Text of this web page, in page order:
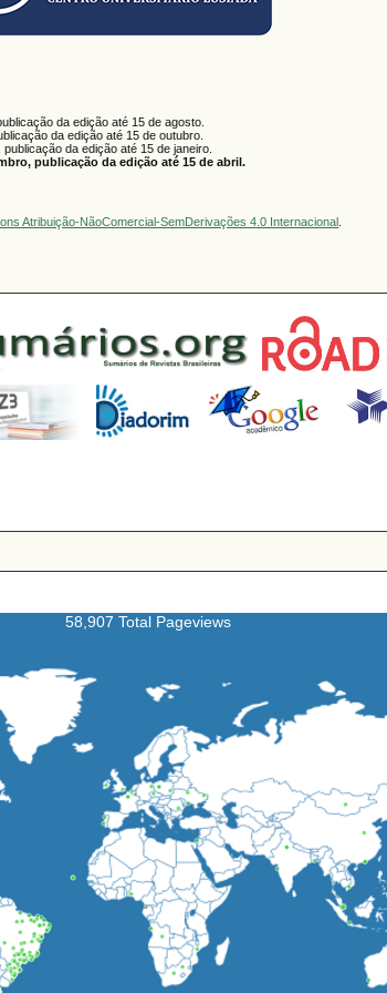
da edição até 15 de agosto.
da edição até 15 de outubro.
da edição até 15 de janeiro.
publicação da edição até 15 de abril.
Atribuição-NãoComercial-SemDerivações 4.0 Internacional
58,907 Total Pageviews